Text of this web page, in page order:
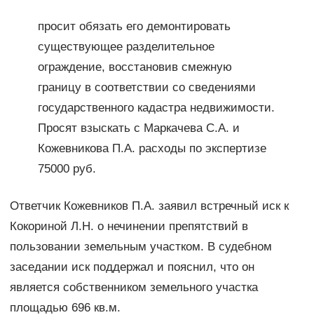
просит обязать его демонтировать
существующее разделительное
ограждение, восстановив смежную
границу в соответствии со сведениями
государственного кадастра недвижимости.
Просят взыскать с Маркачева С.А. и
Кожевникова П.А. расходы по экспертизе
75000 руб.
Ответчик Кожевников П.А. заявил встречный иск к
Кокориной Л.H. о нечинении препятствий в
пользовании земельным участком. В судебном
заседании иск поддержал и пояснил, что он
является собственником земельного участка
площадью 696 кв.м.